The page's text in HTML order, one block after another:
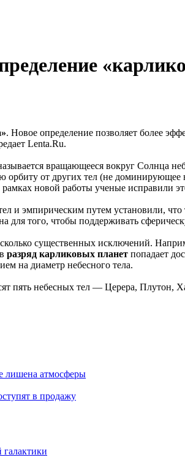
. Новое определение позволяет более
Lenta.Ru.
вращающееся вокруг Солнца
от других тел (не доминирующее
новой работы ученые исправили
и эмпирическим путем установили,
для того, чтобы поддерживать
существенных исключений.
разряд карликовых планет попадает
на диаметр небесного тела.
пять небесных тел — Церера, Плутон,
лишена атмосферы
в продажу